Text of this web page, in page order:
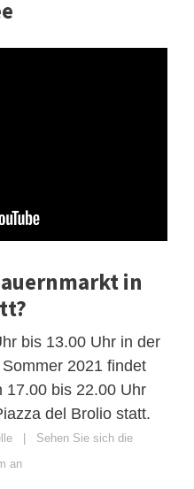
in
bis 13.00 Uhr in der
2021 findet
17.00 bis 22.00 Uhr
del Brolio statt.
| Sehen Sie sich die
an